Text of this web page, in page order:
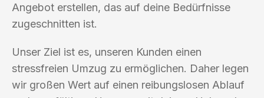
Angebot erstellen, das auf deine Bedürfnisse
zugeschnitten ist.
Unser Ziel ist es, unseren Kunden einen
stressfreien Umzug zu ermöglichen. Daher legen
wir großen Wert auf einen reibungslosen Ablauf